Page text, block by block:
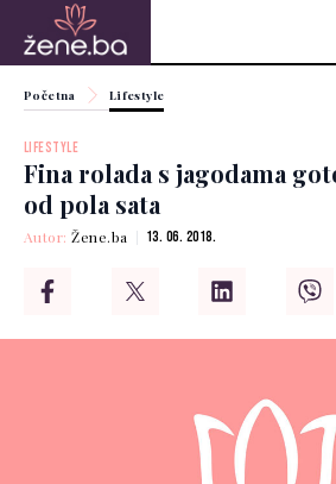
Početna Lifestyle
LIFESTYLE
Fina rolada s jagodama
od pola sata
Autor:Žene.ba 13. 06. 2018.